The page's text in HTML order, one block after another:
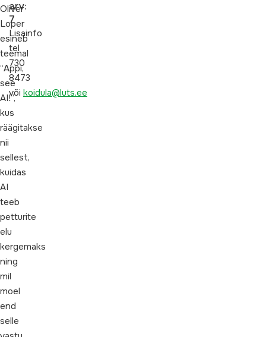
Oliver
Loper
esineb
teemal
“Appi,
see
AI!”,
kus
räägitakse
nii
sellest,
kuidas
AI
teeb
petturite
elu
kergemaks
ning
mil
moel
end
selle
arv:
7
Lisainfo
tel
730
8473
või koidula@luts.ee